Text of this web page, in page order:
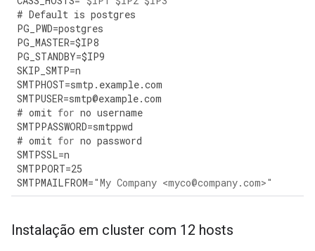
# Default is postgres
PG_PWD=postgres
PG_MASTER=$IP8
PG_STANDBY=$IP9
SKIP_SMTP=n
SMTPHOST=smtp . example.com
SMTPUSER=smtp@example.com
# omit for no username
SMTPPASSWORD=smtppwd
# omit for no password
SMTPSSL=n
SMTPPORT=25
SMTPMAILFROM="My Company <myco@company.com>"
Instalação em cluster com 12 hosts